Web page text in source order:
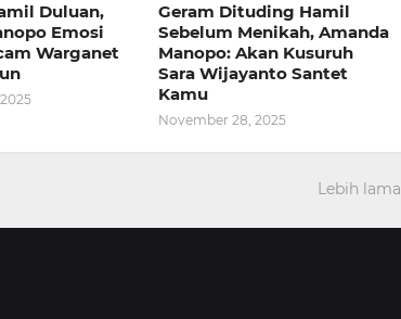
Duluan,
Emosi
Warganet
Geram Dituding Hamil
Sebelum Menikah, Amanda
Manopo: Akan Kusuruh
Sara Wijayanto Santet
Kamu
November 28, 2025
Lebih lama